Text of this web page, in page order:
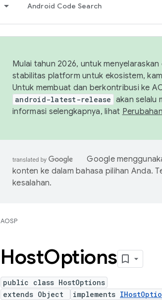
Android Code Search
Mulai tahun 2026, untuk
stabilitas platform untuk ekosistem,
Untuk membuat dan berkontribusi ke
android-latest-release akan selalu
informasi selengkapnya, lihat
Google
konten ke dalam bahasa pilihan Anda.
kesalahan.
AOSP
HostOptions
public class HostOptions
extends Object
implements